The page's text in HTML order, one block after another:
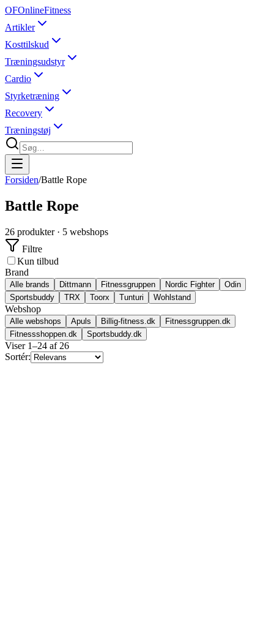
OFOnlineFitness
Artikler
Kosttilskud
Træningsudstyr
Cardio
Styrketræning
Recovery
Træningstøj
Forsiden/Battle Rope
Battle Rope
26 produkter · 5 webshops
Filtre
Kun tilbud
Brand
Alle brands Dittmann Fitnessgruppen Nordic Fighter
Odin
Sportsbuddy
TRX Toorx Tunturi Wohlstand
Webshop
Alle webshops Apuls Billig-fitness.dk
Fitnessgruppen.dk
Fitnessshoppen.dk
Sportsbuddy.dk
Viser 1–24 af 26
Sortér: